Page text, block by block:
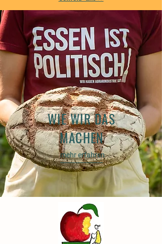
WIE WIR DAS
MACHEN
mehr erfahren